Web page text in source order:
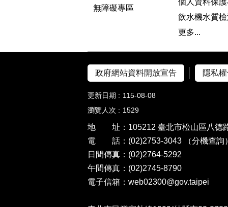
無障礙專區
飲水機水質
更多...
政府網站資料開放宣告 隱私
更新日期
115-08-08
瀏覽人次
1529
地 址：105212 臺北市松山區八德
電 話：(02)2753-3043
（分機查詢）
日間傳真：(02)2764-5292
午間傳真：(02)2745-8790
電子信箱：web02300@gov.taipei